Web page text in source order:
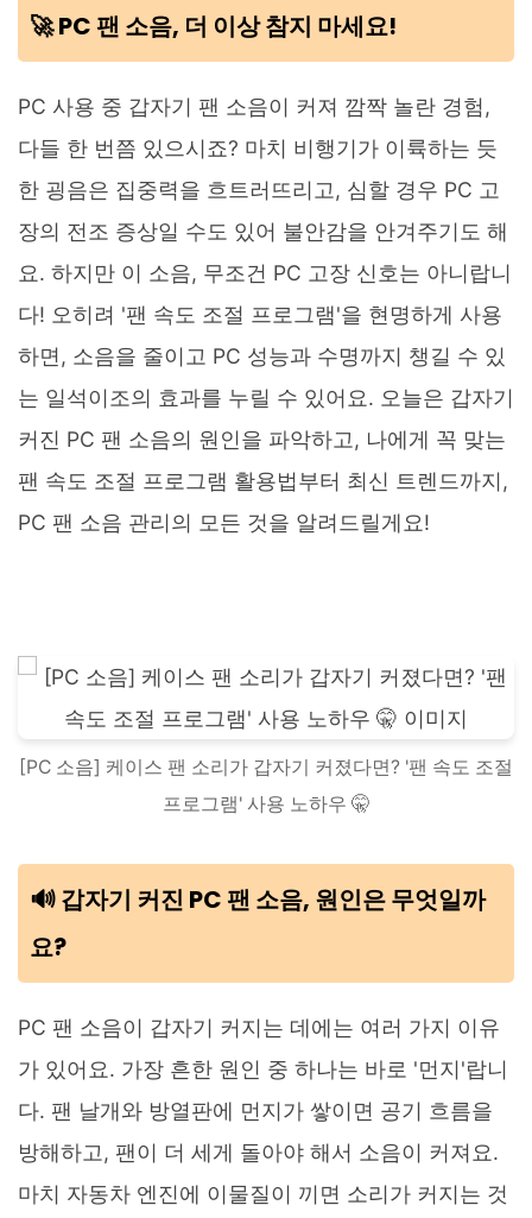
🚀 PC 팬 소음, 더 이상 참지 마세요!
PC 사용 중 갑자기 팬 소음이 커져 깜짝 놀란 경험,
다들 한 번쯤 있으시죠? 마치 비행기가 이륙하는 듯
한 굉음은 집중력을 흐트러뜨리고, 심할 경우 PC 고
장의 전조 증상일 수도 있어 불안감을 안겨주기도 해
요. 하지만 이 소음, 무조건 PC 고장 신호는 아니랍니
다! 오히려 '팬 속도 조절 프로그램'을 현명하게 사용
하면, 소음을 줄이고 PC 성능과 수명까지 챙길 수 있
는 일석이조의 효과를 누릴 수 있어요. 오늘은 갑자기
커진 PC 팬 소음의 원인을 파악하고, 나에게 꼭 맞는
팬 속도 조절 프로그램 활용법부터 최신 트렌드까지,
PC 팬 소음 관리의 모든 것을 알려드릴게요!
[PC 소음] 케이스 팬 소리가 갑자기 커졌다면? '팬 속도 조절
프로그램' 사용 노하우 🤫
🔊 갑자기 커진 PC 팬 소음, 원인은 무엇일까
요?
PC 팬 소음이 갑자기 커지는 데에는 여러 가지 이유
가 있어요. 가장 흔한 원인 중 하나는 바로 '먼지'랍니
다. 팬 날개와 방열판에 먼지가 쌓이면 공기 흐름을
방해하고, 팬이 더 세게 돌아야 해서 소음이 커져요.
마치 자동차 엔진에 이물질이 끼면 소리가 커지는 것